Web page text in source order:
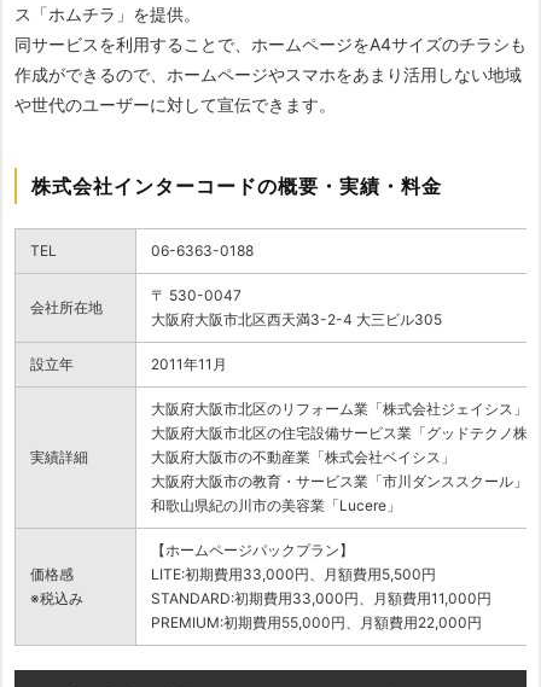
ス「ホムチラ」を提供。
同サービスを利用することで、ホームページをA4サイズのチラシも
作成ができるので、ホームページやスマホをあまり活用しない地域
や世代のユーザーに対して宣伝できます。
株式会社インターコードの概要・実績・料金
TEL 06-6363-0188
会社所在地
〒 530-0047
大阪府大阪市北区西天満3-2-4 大三ビル305
設立年 2011年11月
実績詳細
大阪府大阪市北区のリフォーム業「株式会社ジェイシス」
大阪府大阪市北区の住宅設備サービス業「グッドテクノ株
大阪府大阪市の不動産業「株式会社ベイシス」
大阪府大阪市の教育・サービス業「市川ダンススクール」
和歌山県紀の川市の美容業「Lucere」
価格感
※税込み
【ホームページパックプラン】
LITE:初期費用33,000円、月額費用5,500円
STANDARD:初期費用33,000円、月額費用11,000円
PREMIUM:初期費用55,000円、月額費用22,000円